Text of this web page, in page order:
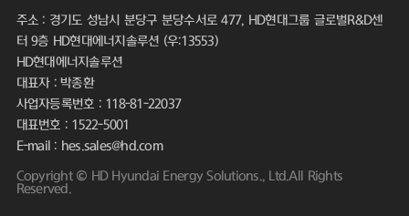
주소 : 경기도 성남시 분당구 분당수서로 477, HD현대그룹 글로벌R&D센
터 9층 HD현대에너지솔루션 (우:13553)
HD현대에너지솔루션
대표자 : 박종환
사업자등록번호 : 118-81-22037
대표번호 : 1522-5001
E-mail : hes.sales@hd.com
Copyright © HD Hyundai Energy Solutions., Ltd.All Rights
Reserved.